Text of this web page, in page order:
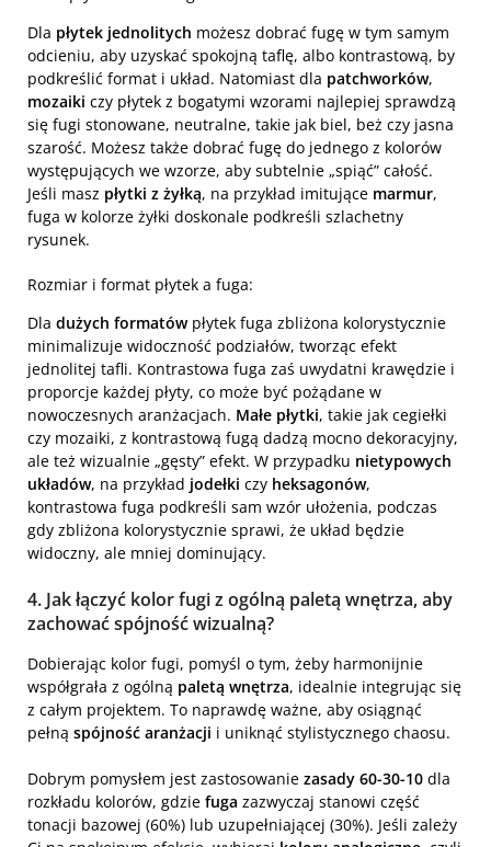
Dla płytek jednolitych możesz dobrać fugę w tym samym
odcieniu, aby uzyskać spokojną taflę, albo kontrastową, by
podkreślić format i układ. Natomiast dla patchworków,
mozaiki czy płytek z bogatymi wzorami najlepiej sprawdzą
się fugi stonowane, neutralne, takie jak biel, beż czy jasna
szarość. Możesz także dobrać fugę do jednego z kolorów
występujących we wzorze, aby subtelnie „spiąć” całość.
Jeśli masz płytki z żyłką, na przykład imitujące marmur,
fuga w kolorze żyłki doskonale podkreśli szlachetny
rysunek.
Rozmiar i format płytek a fuga:
Dla dużych formatówpłytek fuga zbliżona kolorystycznie
minimalizuje widoczność podziałów, tworząc efekt
jednolitej tafli. Kontrastowa fuga zaś uwydatni krawędzie i
proporcje każdej płyty, co może być pożądane w
nowoczesnych aranżacjach. Małe płytki, takie jak cegiełki
czy mozaiki, z kontrastową fugą dadzą mocno dekoracyjny,
ale też wizualnie „gęsty” efekt. W przypadku nietypowych
układów, na przykład jodełki czy heksagonów,
kontrastowa fuga podkreśli sam wzór ułożenia, podczas
gdy zbliżona kolorystycznie sprawi, że układ będzie
widoczny, ale mniej dominujący.
4. Jak łączyć kolor fugi z ogólną paletą wnętrza, aby
zachować spójność wizualną?
Dobierając kolor fugi, pomyśl o tym, żeby harmonijnie
współgrała z ogólną paletą wnętrza, idealnie integrując się
z całym projektem. To naprawdę ważne, aby osiągnąć
pełną spójność aranżacji i uniknąć stylistycznego chaosu.
Dobrym pomysłem jest zastosowanie zasady 60-30-10 dla
rozkładu kolorów, gdzie fuga zazwyczaj stanowi część
tonacji bazowej (60%) lub uzupełniającej (30%). Jeśli zależy